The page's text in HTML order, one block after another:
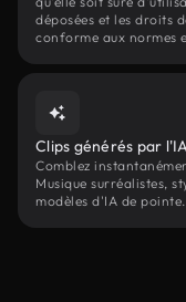
déposées et les droits
conforme aux normes
Clips générés par
Comblez
Musique surréalistes,
modèles d'IA de